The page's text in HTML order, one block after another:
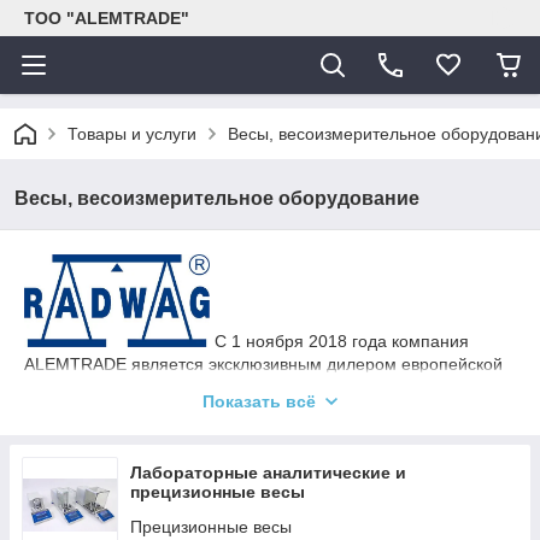
ТОО "ALEMTRADE"
Товары и услуги Весы, весоизмерительное
Весы, весоизмерительное оборудование
С 1 ноября 2018 года компания
ALEMTRADE является эксклюзивным дилером европейской
технологиях взвешивания. Это значит, что мы поможем
подробно проконсультируют и расскажут вам о всех
возможностях весов RADWAG, которые значительно упростят
и ускорят процесс работы.
Показать всё
Лабораторные аналитические и
прецизионные весы
Прецизионные весы